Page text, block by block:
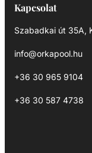
Kapcsolat
Szabadkai út 35A,
info@orkapool.hu
+36 30 965 9104
+36 30 587 4738